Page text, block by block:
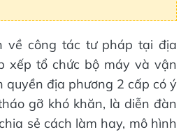
về công tác tư pháp tại địa
xếp tổ chức bộ máy và vận
quyền địa phương 2 cấp có ý
gỡ khó khăn, là diễn đàn
sẻ cách làm hay, mô hình